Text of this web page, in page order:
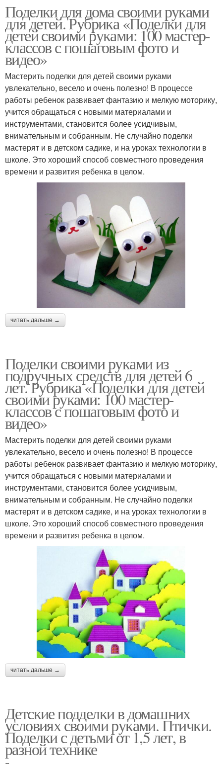
Поделки для дома своими руками
для детей. Рубрика «Поделки для
детей своими руками: 100 мастер-
классов с пошаговым фото и
видео»
Мастерить поделки для детей своими руками
увлекательно, весело и очень полезно! В процессе
работы ребенок развивает фантазию и мелкую моторику,
учится обращаться с новыми материалами и
инструментами, становится более усидчивым,
внимательным и собранным. Не случайно поделки
мастерят и в детском садике, и на уроках технологии в
школе. Это хороший способ совместного проведения
времени и развития ребенка в целом.
читать дальше →
Поделки своими руками из
подручных средств для детей 6
лет. Рубрика «Поделки для детей
своими руками: 100 мастер-
классов с пошаговым фото и
видео»
Мастерить поделки для детей своими руками
увлекательно, весело и очень полезно! В процессе
работы ребенок развивает фантазию и мелкую моторику,
учится обращаться с новыми материалами и
инструментами, становится более усидчивым,
внимательным и собранным. Не случайно поделки
мастерят и в детском садике, и на уроках технологии в
школе. Это хороший способ совместного проведения
времени и развития ребенка в целом.
читать дальше →
Детские подделки в домашних
условиях своими руками. Птички.
Поделки с детьми от 1,5 лет, в
разной технике